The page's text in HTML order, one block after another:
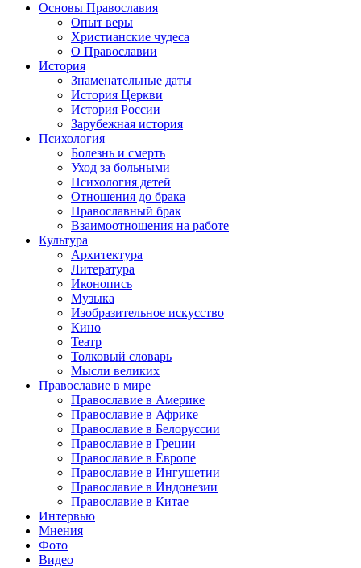
Основы Православия
Опыт веры
Христианские чудеса
О Православии
История
Знаменательные даты
История Церкви
История России
Зарубежная история
Психология
Болезнь и смерть
Уход за больными
Психология детей
Отношения до брака
Православный брак
Взаимоотношения на работе
Культура
Архитектура
Литература
Иконопись
Музыка
Изобразительное искусство
Кино
Театр
Толковый словарь
Мысли великих
Православие в мире
Православие в Америке
Православие в Африке
Православие в Белоруссии
Православие в Греции
Православие в Европе
Православие в Ингушетии
Православие в Индонезии
Православие в Китае
Интервью
Мнения
Фото
Видео